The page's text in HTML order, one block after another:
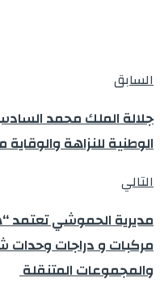
السابق
جلالة الملك محمد السادس
الوطنية للنزاهة
التالي
مديرية الحموشي تعتمد
مركبات و دراجات وحدات
والمجموعات المتنقلة